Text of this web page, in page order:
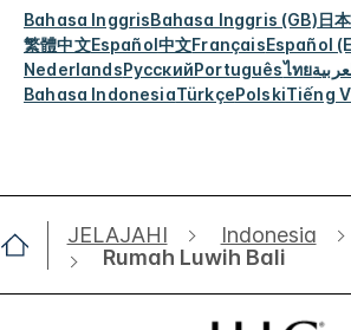
Bahasa InggrisBahasa Inggris (GB)日
繁體中文Español中文FrançaisEspañol
NederlandsРусскийPortuguêsไทย
Bahasa IndonesiaTürkçePolskiTiếng
JELAJAHI Indonesia
Rumah Luwih Bali